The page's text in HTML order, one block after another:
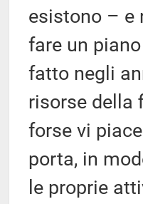
esistono – e
fare un
fatto negli
risorse della
forse vi
porta, in
le proprie